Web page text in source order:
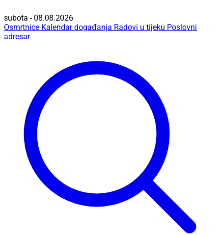
subota - 08.08.2026
Osmrtnice Kalendar događanja Radovi u tijeku Poslovni
adresar